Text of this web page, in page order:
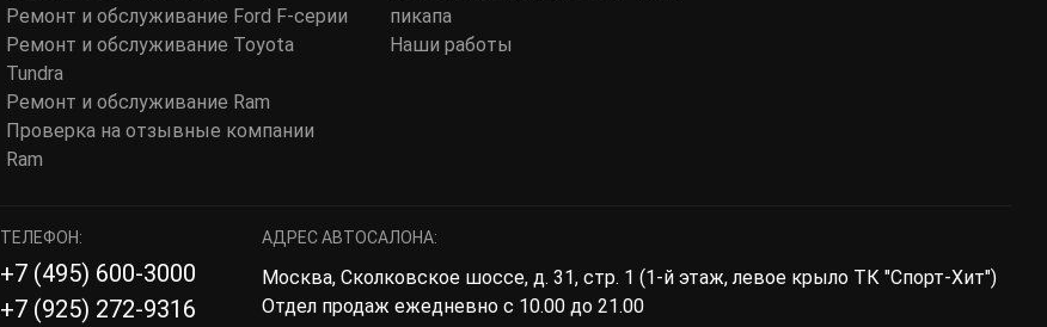
Ремонт и обслуживание Ford F-серии
Ремонт и обслуживание Toyota
Tundra
Ремонт и обслуживание Ram
Проверка на отзывные компании
Ram
пикапа
Наши работы
ТЕЛЕФОН:
+7 (495) 600-3000
+7 (925) 272-9316
АДРЕС АВТОСАЛОНА:
Москва, Сколковское шоссе, д. 31, стр. 1 (1-й этаж, левое крыло ТК "Спорт-Хит")
Отдел продаж ежедневно с 10.00 до 21.00